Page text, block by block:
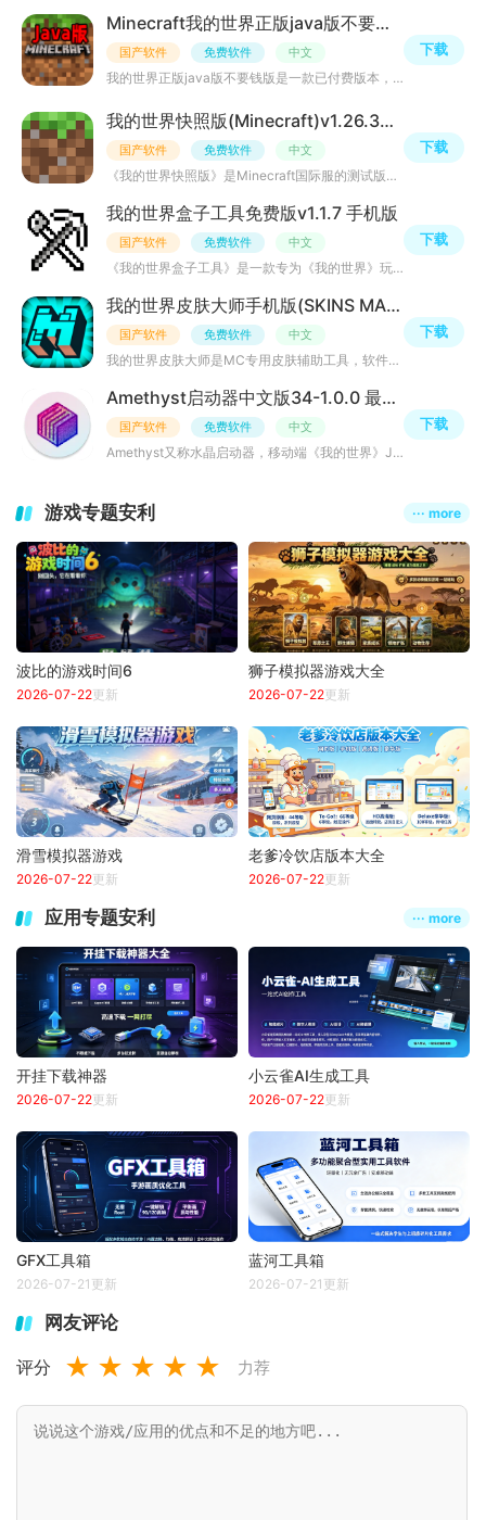
Minecraft我的世界正版java版不要钱版v1.21.10.24联机版
国产软件 免费软件 中文
我的世界正版java版不要钱版是一款已付费版本，支持多人联机，是专为老玩家带来的福利，游戏玩法和外观与您
下载
我的世界快照版(Minecraft)v1.26.30.31 最新版
国产软件 免费软件 中文
《我的世界快照版》是Minecraft国际服的测试版本，保留了经典的像素方块风格与自由开放的沙盒创造机制，提供
下载
我的世界盒子工具免费版v1.1.7 手机版
国产软件 免费软件 中文
《我的世界盒子工具》是一款专为《我的世界》玩家设计的第三方游戏辅助工具。它集成了丰富的游戏修改、资源
下载
我的世界皮肤大师手机版(SKINS MASTER for Minecraft)3.4.3 最新版
国产软件 免费软件 中文
我的世界皮肤大师是MC专用皮肤辅助工具，软件内置海量全球玩家共创皮肤资源，累计超210万款皮肤可供免费浏览
下载
Amethyst启动器中文版34-1.0.0 最新版
国产软件 免费软件 中文
Amethyst又称水晶启动器，移动端《我的世界》Java版专用辅助启动工具，适配安卓5.2及以上设备。软件核心作用
下载
游戏专题安利 ··· more
波比的游戏时间6
2026-07-22更新
狮子模拟器游戏大全
2026-07-22更新
滑雪模拟器游戏
2026-07-22更新
老爹冷饮店版本大全
2026-07-22更新
应用专题安利 ··· more
开挂下载神器
2026-07-22更新
小云雀AI生成工具
2026-07-22更新
GFX工具箱
2026-07-21更新
蓝河工具箱
2026-07-21更新
网友评论
评分 ★ ★ ★ ★ ★ 力荐